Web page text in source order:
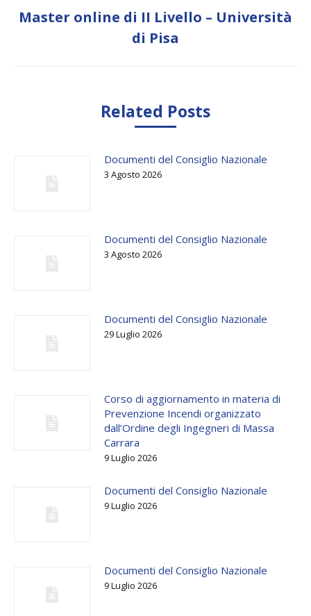
Next
post:
Master online di II Livello – Università
di Pisa
Related Posts
Documenti del Consiglio Nazionale
3 Agosto 2026
Documenti del Consiglio Nazionale
3 Agosto 2026
Documenti del Consiglio Nazionale
29 Luglio 2026
Corso di aggiornamento in materia di
Prevenzione Incendi organizzato
dall’Ordine degli Ingegneri di Massa
Carrara
9 Luglio 2026
Documenti del Consiglio Nazionale
9 Luglio 2026
Documenti del Consiglio Nazionale
9 Luglio 2026